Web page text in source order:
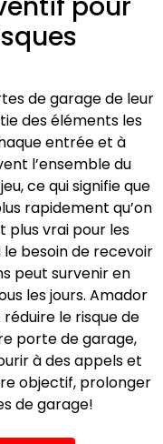
pour
de garage de leur
des éléments les
entrée et à
l’ensemble du
ce qui signifie que
rapidement qu’on
plus vrai pour les
besoin de recevoir
peut survenir en
les jours. Amador
le risque de
porte de garage,
à des appels et
objectif, prolonger
de garage!